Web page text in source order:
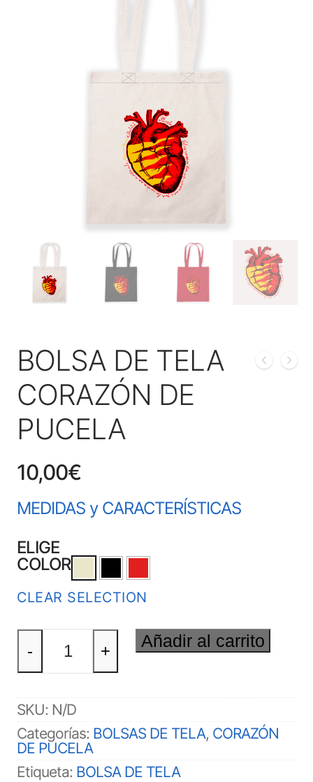
BOLSA DE TELA
CORAZÓN DE
PUCELA
10,00€
MEDIDAS y CARACTERÍSTICAS
ELIGE
COLOR
CLEAR SELECTION
BOLSA
DE
CORAZÓN
PUCELA
cantidad
- +
Añadir al carrito
SKU: N/D
Categorías: BOLSAS DE TELA, CORAZÓN
DE PUCELA
Etiqueta: BOLSA DE TELA